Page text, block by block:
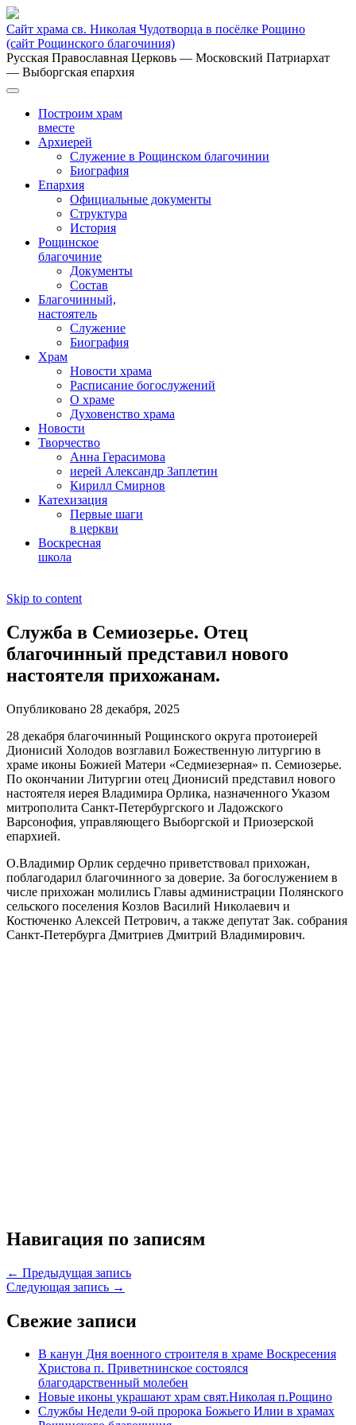
Сайт храма св. Николая Чудотворца в посёлке Рощино
(сайт Рощинского благочиния)
Русская Православная Церковь — Московский Патриархат
— Выборгская епархия
Построим храм
вместе
Архиерей
Служение в Рощинском благочинии
Биография
Епархия
Официальные документы
Структура
История
Рощинское
благочиние
Документы
Состав
Благочинный,
настоятель
Служение
Биография
Храм
Новости храма
Расписание богослужений
О храме
Духовенство храма
Новости
Творчество
Анна Герасимова
иерей Александр Заплетин
Кирилл Смирнов
Катехизация
Первые шаги
в церкви
Воскресная
школа
Skip to content
Служба в Семиозерье. Отец
благочинный представил нового
настоятеля прихожанам.
Опубликовано 28 декабря, 2025
28 декабря благочинный Рощинского округа протоиерей
Дионисий Холодов возглавил Божественную литургию в
храме иконы Божией Матери «Седмиезерная» п. Семиозерье.
По окончании Литургии отец Дионисий представил нового
настоятеля иерея Владимира Орлика, назначенного Указом
митрополита Санкт-Петербургского и Ладожского
Варсонофия, управляющего Выборгской и Приозерской
епархией.
О.Владимир Орлик сердечно приветствовал прихожан,
поблагодарил благочинного за доверие. За богослужением в
числе прихожан молились Главы администрации Полянского
сельского поселения Козлов Василий Николаевич и
Костюченко Алексей Петрович, а также депутат Зак. собрания
Санкт-Петербурга Дмитриев Дмитрий Владимирович.
Навигация по записям
← Предыдущая запись
Следующая запись →
Свежие записи
В канун Дня военного строителя в храме Воскресения
Христова п. Приветнинское состоялся
благодарственный молебен
Новые иконы украшают храм свят.Николая п.Рощино
Службы Недели 9-ой пророка Божьего Илии в храмах